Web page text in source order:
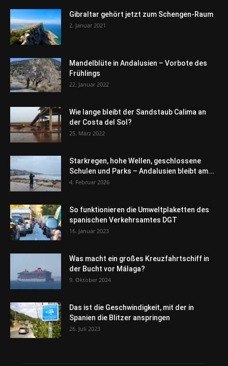
Gibraltar gehört jetzt zum Schengen-Raum
2. Januar 2021
Mandelblüte in Andalusien – Vorbote des
Frühlings
22. Januar 2022
Wie lange bleibt der Sandstaub Calima an
der Costa del Sol?
25. März 2022
Starkregen, hohe Wellen, geschlossene
Schulen und Parks – Andalusien bleibt am...
4. Februar 2026
So funktionieren die Umweltplaketten des
spanischen Verkehrsamtes DGT
16. Januar 2023
Was macht ein großes Kreuzfahrtschiff in
der Bucht vor Málaga?
9. Oktober 2024
Das ist die Geschwindigkeit, mit der in
Spanien die Blitzer anspringen
26. Juli 2023